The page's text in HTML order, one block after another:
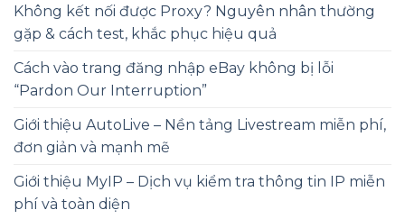
Không kết nối được Proxy? Nguyên nhân thường
gặp & cách test, khắc phục hiệu quả
Cách vào trang đăng nhập eBay không bị lỗi
“Pardon Our Interruption”
Giới thiệu AutoLive – Nền tảng Livestream miễn phí,
đơn giản và mạnh mẽ
Giới thiệu MyIP – Dịch vụ kiểm tra thông tin IP miễn
phí và toàn diện